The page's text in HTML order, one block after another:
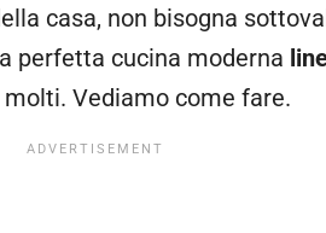
casa, non bisogna
perfetta cucina moderna
molti. Vediamo come fare.